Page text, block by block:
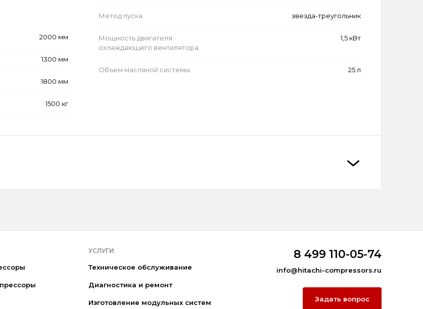
Метод пуска звезда-треугольник
Мощность двигателя
охлаждающего вентилятора
1,5 кВт
Объем масляной системы 25 л
2000 мм
1300 мм
1800 мм
1500 кг
УСЛУГИ
Техническое обслуживание
Диагностика и ремонт
Изготовление модульных систем
8 499 110-05-74
info@hitachi-compressors.ru
Задать вопрос